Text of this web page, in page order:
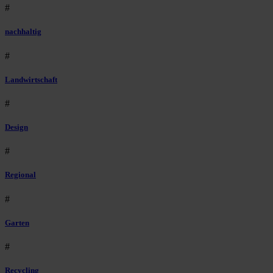
#
nachhaltig
#
Landwirtschaft
#
Design
#
Regional
#
Garten
#
Recycling